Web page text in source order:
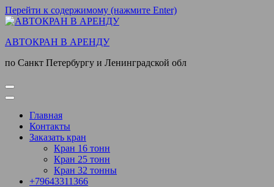
Перейти к содержимому (нажмите Enter)
АВТОКРАН В АРЕНДУ
по Санкт Петербургу и Ленинградской обл
Главная
Контакты
Заказать кран
Кран 16 тонн
Кран 25 тонн
Кран 32 тонны
+79643311366